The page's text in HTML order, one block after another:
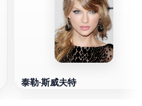
泰勒·斯威夫特